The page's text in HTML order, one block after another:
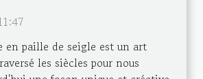
en paille de seigle est un art
les siècles pour nous